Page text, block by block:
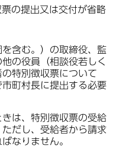
の提出又は交付が省略
含む。）の取締役、監
の役員（相談役若しく
特別徴収票について
町村長に提出する必要
は、特別徴収票の受給
だし、受給者から請求
なりません。